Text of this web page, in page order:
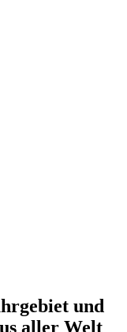
und
aller Welt